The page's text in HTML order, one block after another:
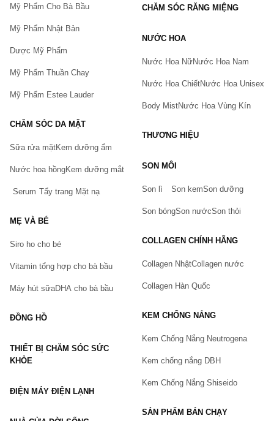
Bạn gặp vấn đề về sản phẩm hay mua hàng?
Hãy báo lỗi cho chúng tôi. Hoặc gọi cho chúng tôi qua số
Vấn đề(*)
Mỹ Phẩm Cho Bà Bầu
Mỹ Phẩm Nhật Bản
Dược Mỹ Phẩm
Mỹ Phẩm Thuần Chay
Mỹ Phẩm Estee Lauder
CHĂM SÓC DA MẶT
Sữa rửa mặtKem dưỡng ẩm
Nước hoa hồngKem dưỡng mắt
Serum Tẩy trang Mặt nạ
MẸ VÀ BÉ
Siro ho cho bé
Vitamin tổng hợp cho bà bầu
Máy hút sữaDHA cho bà bầu
ĐỒNG HỒ
THIẾT BỊ CHĂM SÓC SỨC
KHỎE
ĐIỆN MÁY ĐIỆN LẠNH
CHĂM SÓC RĂNG MIỆNG
NƯỚC HOA
Nước Hoa NữNước Hoa Nam
Nước Hoa ChiếtNước Hoa Unisex
Body MistNước Hoa Vùng Kín
THƯƠNG HIỆU
SON MÔI
Son lì Son kemSon dưỡng
Son bóngSon nướcSon thỏi
COLLAGEN CHÍNH HÃNG
Collagen NhậtCollagen nước
Collagen Hàn Quốc
KEM CHỐNG NẮNG
Kem Chống Nắng Neutrogena
Kem chống nắng DBH
Kem Chống Nắng Shiseido
SẢN PHẨM BÁN CHẠY